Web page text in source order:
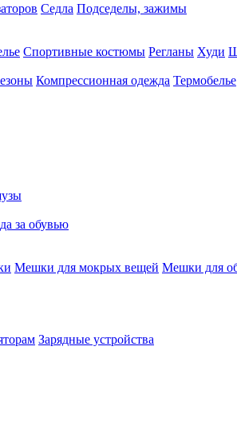
Седла Подседелы, зажимы
Спортивные костюмы Регланы Худи
Компрессионная одежда Термобелье
за обувью
Мешки для мокрых вещей Мешки для
Зарядные устройства